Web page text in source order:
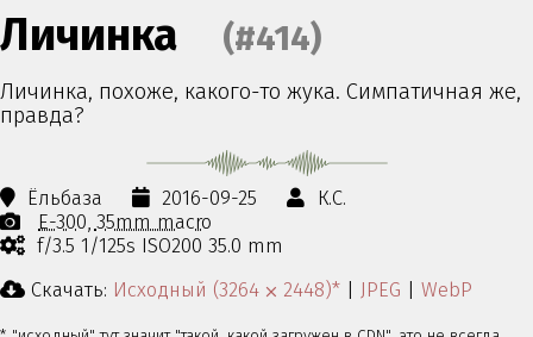
Личинка (#414)
Личинка, похоже, какого-то жука. Симпатичная же,
правда?
Ёльбаза 2016-09-25
К.С.
E-300 35mm macro
f/3.5 1/125s ISO200 35.0 mm
Скачать: Исходный (3264 ⨉ 2448)* | JPEG | WebP